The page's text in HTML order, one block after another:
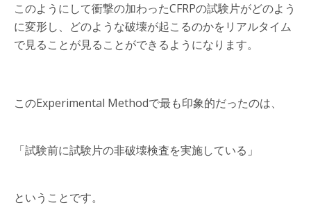
このようにして衝撃の加わったCFRPの試験片がどのよう
に変形し、どのような破壊が起こるのかをリアルタイム
で見ることが見ることができるようになります。
このExperimental Methodで最も印象的だったのは、
「試験前に試験片の非破壊検査を実施している」
ということです。